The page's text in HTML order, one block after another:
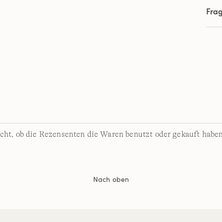
ob die Rezensenten die Waren benutzt oder gekauft
Nach oben